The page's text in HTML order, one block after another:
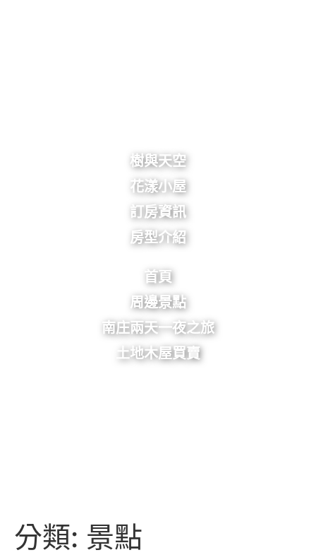
樹與天空
花漾小屋
訂房資訊
房型介紹
首頁
周邊景點
南庄兩天一夜之旅
土地木屋買賣
分類: 景點